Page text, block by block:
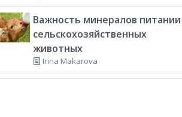
Важность минералов питании
сельскохозяйственных
животных
Irina Makarova